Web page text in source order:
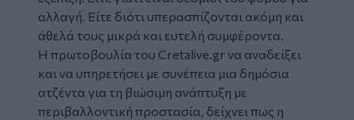
αλλαγή. Είτε διότι υπερασπίζονται ακόμη και
άθελά τους μικρά και ευτελή συμφέροντα.
Η πρωτοβουλία του Cretalive.gr να αναδείξει
και να υπηρετήσει με συνέπεια μια δημόσια
ατζέντα για τη βιώσιμη ανάπτυξη με
περιβαλλοντική προστασία, δείχνει πως η